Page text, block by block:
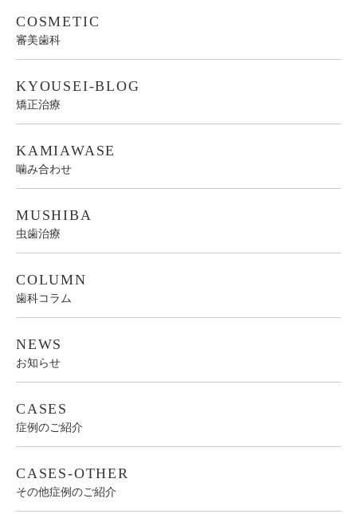
COSMETIC
審美歯科
KYOUSEI-BLOG
矯正治療
KAMIAWASE
噛み合わせ
MUSHIBA
虫歯治療
COLUMN
歯科コラム
NEWS
お知らせ
CASES
症例のご紹介
CASES-OTHER
その他症例のご紹介